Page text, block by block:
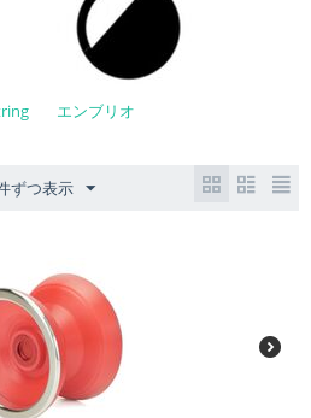
エンブリオ
ずつ表示